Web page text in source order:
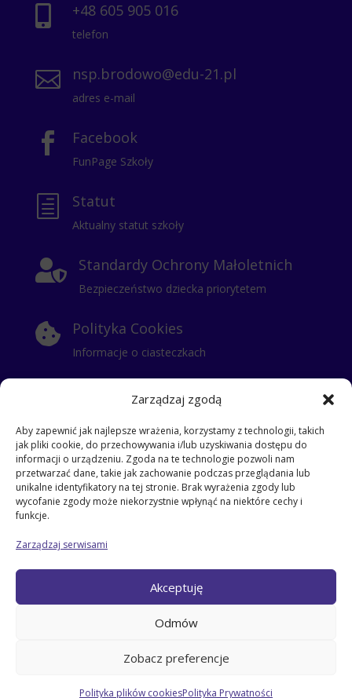
Zarządzaj zgodą
Aby zapewnić jak najlepsze wrażenia, korzystamy z technologii, takich
jak pliki cookie, do przechowywania i/lub uzyskiwania dostępu do
informacji o urządzeniu. Zgoda na te technologie pozwoli nam
przetwarzać dane, takie jak zachowanie podczas przeglądania lub
unikalne identyfikatory na tej stronie. Brak wyrażenia zgody lub
wycofanie zgody może niekorzystnie wpłynąć na niektóre cechy i
funkcje.
Zarządzaj serwisami
Akceptuję
Odmów
Zobacz preferencje
Polityka plików cookiesPolityka Prywatności
 +48 605 905 016
telefon
 nsp.brodowo@edu-21.pl
adres e-mail
 Facebook
FunPage Szkoły
h Statut
Aktualny statut szkoły
 Standardy Ochrony Małoletnich
Bezpieczeństwo dziecka priorytetem
 Polityka Cookies
Informacje o ciasteczkach
Polityka Prywatności
i RODO
klauzula dla stażysty
klauzula dla kontrahentów
klauzula dla pracowników
klauzula dla zatrudnionych na umowe zlecenie
klauzula – przyjęcie dziecka do szkoły
klauzula dla odbierających dzieci ze szkoły
klauzula dla rodziców